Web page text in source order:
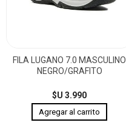
FILA LUGANO 7.0 MASCULINO
NEGRO/GRAFITO
$U 3.990